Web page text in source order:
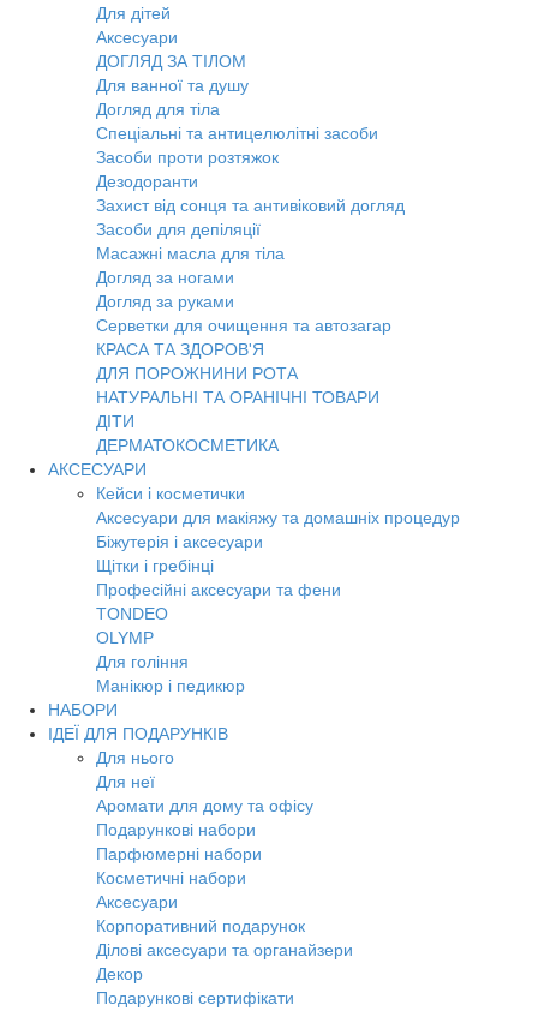
Для дітей
Аксесуари
ДОГЛЯД ЗА ТІЛОМ
Для ванної та душу
Догляд для тіла
Спеціальні та антицелюлітні засоби
Засоби проти розтяжок
Дезодоранти
Захист від сонця та антивіковий догляд
Засоби для депіляції
Масажні масла для тіла
Догляд за ногами
Догляд за руками
Серветки для очищення та автозагар
КРАСА ТА ЗДОРОВ'Я
ДЛЯ ПОРОЖНИНИ РОТА
НАТУРАЛЬНІ ТА ОРАНІЧНІ ТОВАРИ
ДІТИ
ДЕРМАТОКОСМЕТИКА
АКСЕСУАРИ
Кейси і косметички
Аксесуари для макіяжу та домашніх процедур
Біжутерія і аксесуари
Щітки і гребінці
Професійні аксесуари та фени
TONDEO
OLYMP
Для гоління
Манікюр і педикюр
НАБОРИ
ІДЕЇ ДЛЯ ПОДАРУНКІВ
Для нього
Для неї
Аромати для дому та офісу
Подарункові набори
Парфюмерні набори
Косметичні набори
Аксесуари
Корпоративний подарунок
Ділові аксесуари та органайзери
Декор
Подарункові сертифікати